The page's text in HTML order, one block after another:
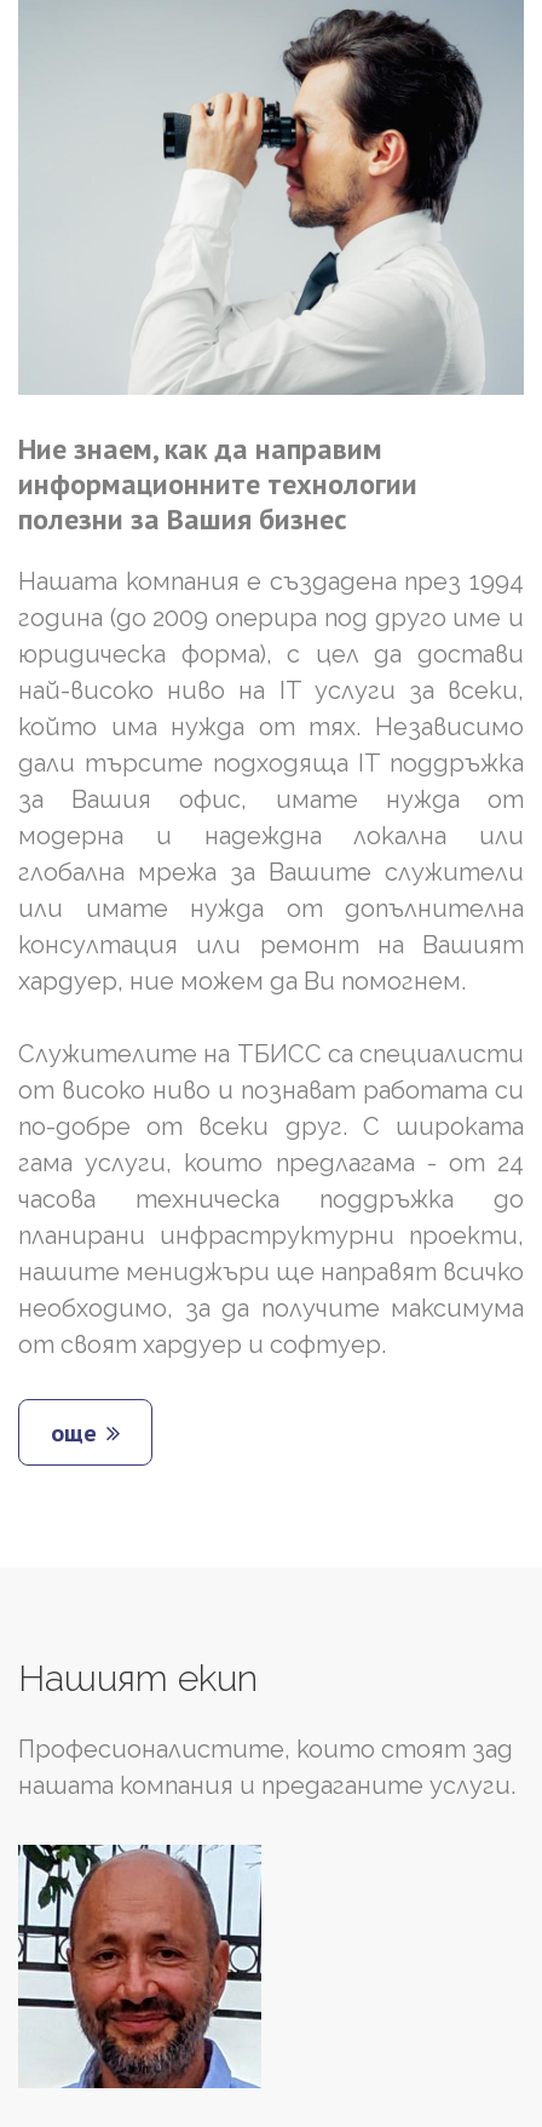
Ниезнаем, какда направим
информационните технологии
полезни за Вашия бизнес
Нашата компания е създадена през 1994
година (до 2009 оперира под друго име и
юридическа форма), с цел да достави
най-високо ниво на IT услуги за всеки,
който има нужда от тях. Независимо
дали търсите подходяща IT поддръжка
за Вашия офис, имате нужда от
модерна и надеждна локална или
глобална мрежа за Вашите служители
или имате нужда от допълнителна
консултация или ремонт на Вашият
хардуер, ние можем да Ви помогнем.
Служителите на ТБИСС са специалисти
от високо ниво и познават работата си
по-добре от всеки друг. С широката
гама услуги, които предлагама - от 24
часова техническа поддръжка до
планирани инфраструктурни проекти,
нашите мениджъри ще направят всичко
необходимо, за да получите максимума
от своят хардуер и софтуер.
още
Нашият екип
Професионалистите, които стоят зад
нашата компания и предаганите услуги.